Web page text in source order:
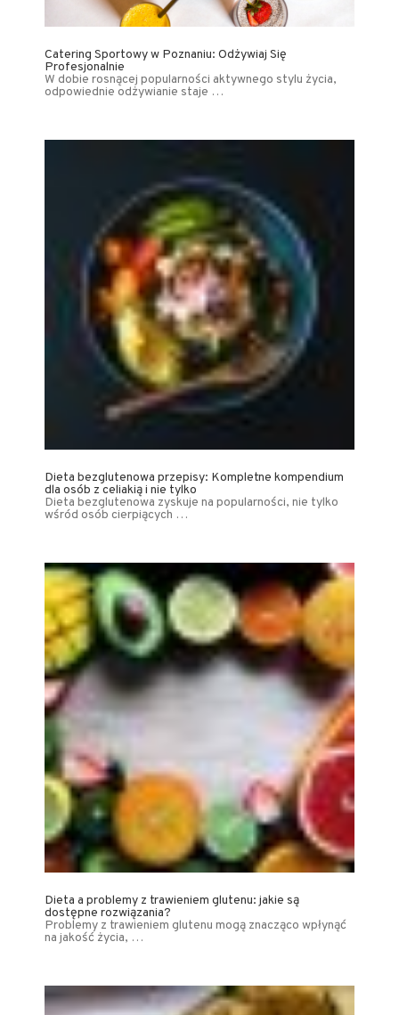
Catering Sportowy w Poznaniu: Odżywiaj Się
Profesjonalnie
W dobie rosnącej popularności aktywnego stylu życia,
odpowiednie odżywianie staje …
Dieta bezglutenowa przepisy: Kompletne kompendium
dla osób z celiakią i nie tylko
Dieta bezglutenowa zyskuje na popularności, nie tylko
wśród osób cierpiących …
Dieta a problemy z trawieniem glutenu: jakie są
dostępne rozwiązania?
Problemy z trawieniem glutenu mogą znacząco wpłynąć
na jakość życia, …